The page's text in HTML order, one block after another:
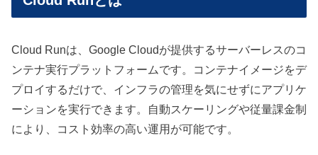
Cloud Runは、Google Cloudが提供するサーバーレスのコ
ンテナ実行プラットフォームです。コンテナイメージをデ
プロイするだけで、インフラの管理を気にせずにアプリケ
ーションを実行できます。自動スケーリングや従量課金制
により、コスト効率の高い運用が可能です。